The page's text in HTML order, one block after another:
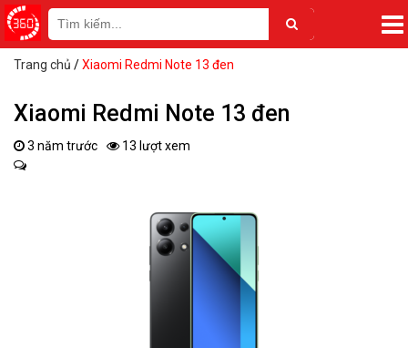
Trang chủ /Xiaomi Redmi Note 13 đen
Xiaomi Redmi Note 13 đen
3 năm trước 13 lượt xem